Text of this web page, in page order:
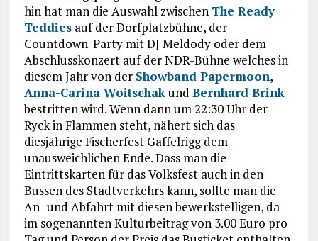
hin hat man die Auswahl zwischen The Ready
Teddiesauf der Dorfplatzbühne, der
Countdown-Party mit DJ Meldody oder dem
Abschlusskonzert auf der NDR-Bühne welches in
diesem Jahr von der Showband Papermoon,
Anna-Carina Woitschakund Bernhard Brink
bestritten wird. Wenn dann um 22:30 Uhr der
Ryck in Flammen steht, nähert sich das
diesjährige Fischerfest Gaffelrigg dem
unausweichlichen Ende. Dass man die
Eintrittskarten für das Volksfest auch in den
Bussen des Stadtverkehrs kann, sollte man die
An- und Abfahrt mit diesen bewerkstelligen, da
im sogenannten Kulturbeitrag von 3.00 Euro pro